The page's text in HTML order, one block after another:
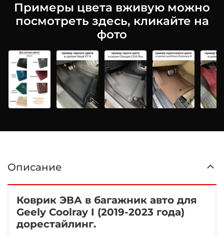
Примеры цвета вживую можно
посмотреть здесь, кликайте на
фото
Описание
Коврик ЭВА в багажник авто для
Geely Coolray I (2019-2023 года)
дорестайлинг.